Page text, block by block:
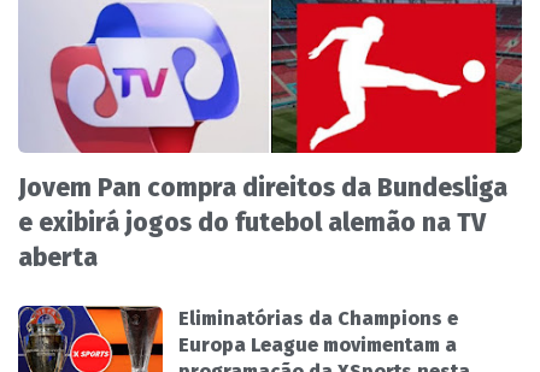
Jovem Pan compra direitos da Bundesliga
e exibirá jogos do futebol alemão na TV
aberta
Eliminatórias da Champions e
Europa League movimentam a